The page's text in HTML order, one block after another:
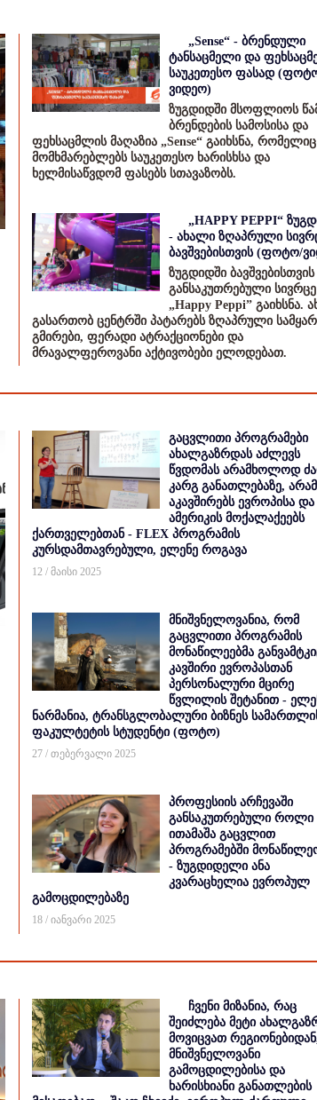
„Sense“ - ბრენდული
ტანსაცმელი და
საუკეთესო ფასად
ვიდეო)
ზუგდიდში მსოფლიოს
ბრენდების სამოსისა და
ფეხსაცმლის მაღაზია „Sense“ გაიხსნა, რომელიც
მომხმარებლებს საუკეთესო ხარისხსა და
ხელმისაწვდომ ფასებს სთავაზობს.
„HAPPY PEPPI“
- ახალი ზღაპრული
ბავშვებისთვის (ფოტო/
ზუგდიდში ბავშვებისთვის
განსაკუთრებული სივრცე
„Happy Peppi” გაიხსნა.
გასართობ ცენტრში პატარებს ზღაპრული
გმირები, ფერადი ატრაქციონები და
მრავალფეროვანი აქტივობები ელოდებათ.
გაცვლითი პროგრამები
ახალგაზრდას აძლევს
წვდომას არამხოლოდ
კარგ განათლებაზე,
აკავშირებს ევროპისა და
ამერიკის მოქალაქეებს
ქართველებთან - FLEX პროგრამის
კურსდამთავრებული, ელენე როგავა
12 / მაისი 2025
მნიშვნელოვანია, რომ
გაცვლითი პროგრამის
მონაწილეებმა
კავშირი ევროპასთან
პერსონალური მცირე
წვლილის შეტანით -
ნარმანია, ტრანსგლობალური ბიზნეს
ფაკულტეტის სტუდენტი (ფოტო)
27 / თებერვალი 2025
პროფესიის არჩევაში
განსაკუთრებული როლი
ითამაშა გაცვლით
პროგრამებში
- ზუგდიდელი ანა
კვარაცხელია ევროპულ
გამოცდილებაზე
18 / იანვარი 2025
ჩვენი მიზანია, რაც
შეიძლება მეტი
მოვიცვათ
მნიშვნელოვანი
გამოცდილებისა და
ხარისხიანი განათლების